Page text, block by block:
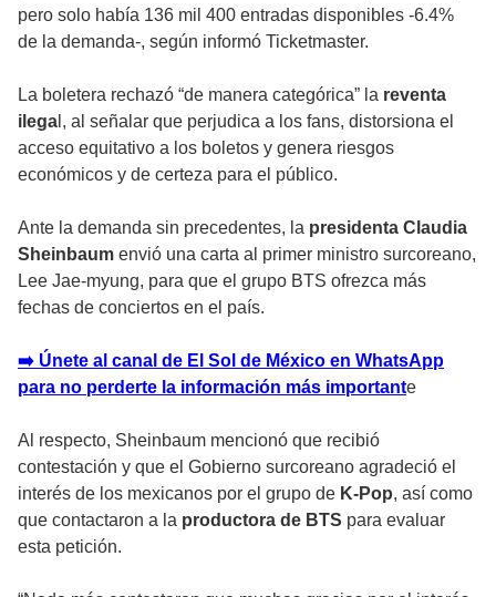
pero solo había 136 mil 400 entradas disponibles -6.4%
de la demanda-, según informó Ticketmaster.
La boletera rechazó “de manera categórica” la reventa
ilega l, al señalar que perjudica a los fans, distorsiona el
acceso equitativo a los boletos y genera riesgos
económicos y de certeza para el público.
Ante la demanda sin precedentes, la presidenta Claudia
Sheinbaum envió una carta al primer ministro surcoreano,
Lee Jae-myung, para que el grupo BTS ofrezca más
fechas de conciertos en el país.
➡️ Únete al canal de El Sol de México en WhatsApp
para no perderte la información más importante
Al respecto, Sheinbaum mencionó que recibió
contestación y que el Gobierno surcoreano agradeció el
interés de los mexicanos por el grupo de K-Pop, así como
que contactaron a la productora de BTS para evaluar
esta petición.